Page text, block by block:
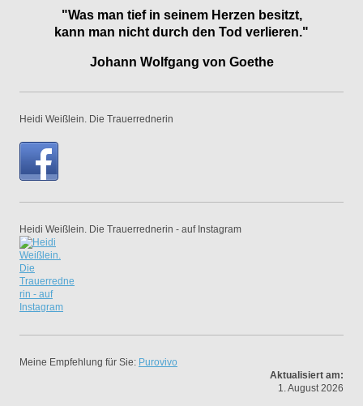
"Was man tief in seinem Herzen besitzt,
kann man nicht durch den Tod verlieren."
Johann Wolfgang von Goethe
Heidi Weißlein. Die Trauerrednerin
Heidi Weißlein. Die Trauerrednerin - auf Instagram
Meine Empfehlung für Sie: Purovivo
Aktualisiert am:
1. August 2026